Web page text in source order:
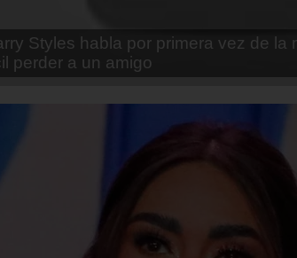
Brenda Contreras y la firme